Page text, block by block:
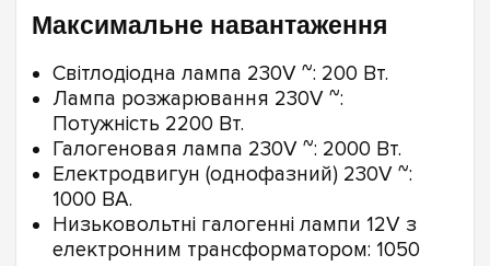
Максимальне навантаження
Світлодіодна лампа 230V ~: 200 Вт.
Лампа розжарювання 230V ~:
Потужність 2200 Вт.
Галогеновая лампа 230V ~: 2000 Вт.
Електродвигун (однофазний) 230V ~:
1000 ВА.
Низьковольтні галогенні лампи 12V з
електронним трансформатором: 1050